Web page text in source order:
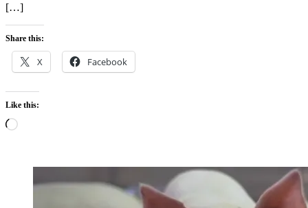
[…]
Share this:
X Facebook
Like this:
Loading…